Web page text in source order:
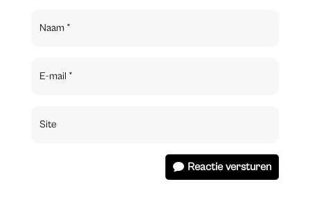
Reactie versturen